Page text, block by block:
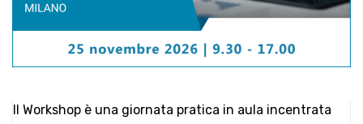
Il Workshop è una giornata pratica in aula incentrata